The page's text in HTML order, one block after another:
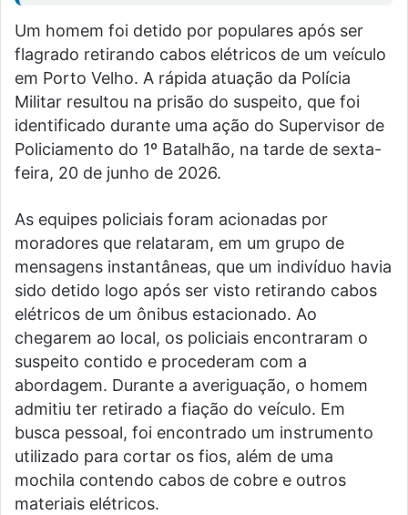
Um homem foi detido por populares após ser
flagrado retirando cabos elétricos de um veículo
em Porto Velho. A rápida atuação da Polícia
Militar resultou na prisão do suspeito, que foi
identificado durante uma ação do Supervisor de
Policiamento do 1º Batalhão, na tarde de sexta-
feira, 20 de junho de 2026.
As equipes policiais foram acionadas por
moradores que relataram, em um grupo de
mensagens instantâneas, que um indivíduo havia
sido detido logo após ser visto retirando cabos
elétricos de um ônibus estacionado. Ao
chegarem ao local, os policiais encontraram o
suspeito contido e procederam com a
abordagem. Durante a averiguação, o homem
admitiu ter retirado a fiação do veículo. Em
busca pessoal, foi encontrado um instrumento
utilizado para cortar os fios, além de uma
mochila contendo cabos de cobre e outros
materiais elétricos.